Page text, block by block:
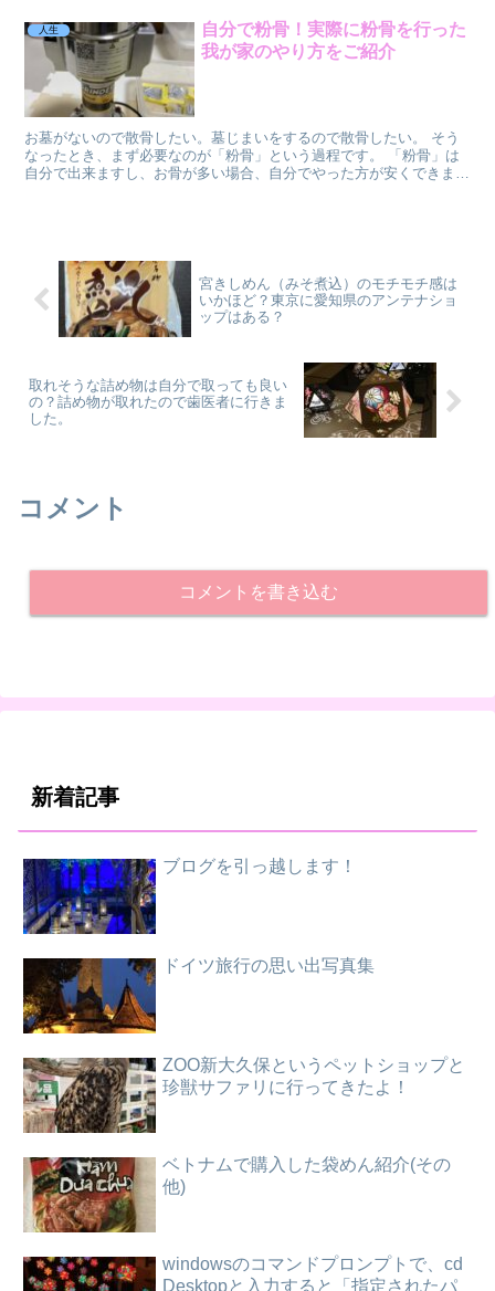
人生
自分で粉骨！実際に粉骨を行った
我が家のやり方をご紹介
お墓がないので散骨したい。墓じまいをするので散骨したい。 そう
なったとき、まず必要なのが「粉骨」という過程です。 「粉骨」は
自分で出来ますし、お骨が多い場合、自分でやった方が安くできま
宮きしめん（みそ煮込）のモチモチ感は
いかほど？東京に愛知県のアンテナショ
ップはある？
取れそうな詰め物は自分で取っても良い
の？詰め物が取れたので歯医者に行きま
した。
コメント
コメントを書き込む
新着記事
ブログを引っ越します！
ドイツ旅行の思い出写真集
ZOO新大久保というペットショップと
珍獣サファリに行ってきたよ！
ベトナムで購入した袋めん紹介(その
他)
windowsのコマンドプロンプトで、cd
Desktopと入力すると「指定されたパ